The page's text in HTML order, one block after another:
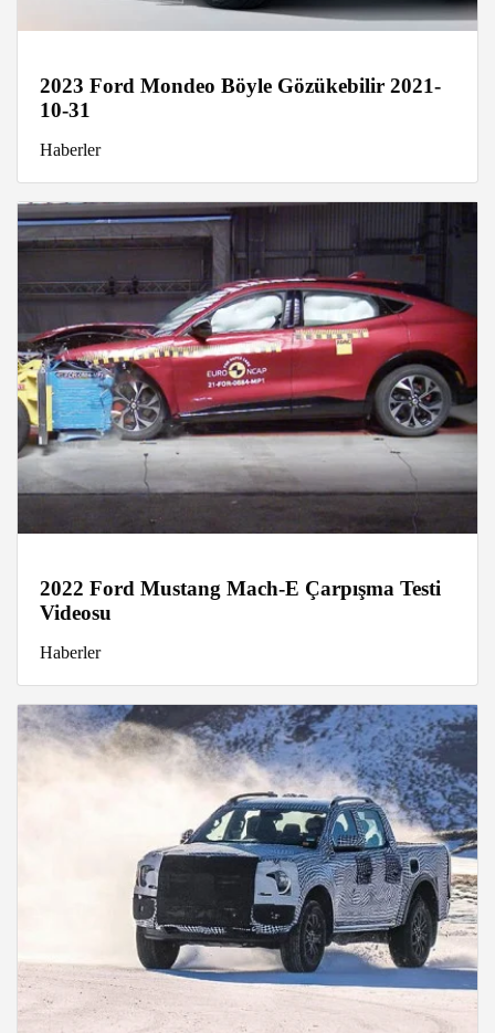
2023 Ford Mondeo Böyle Gözükebilir 2021-
10-31
Haberler
2022 Ford Mustang Mach-E Çarpışma Testi
Videosu
Haberler